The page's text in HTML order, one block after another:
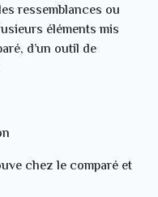
ressemblances ou
éléments mis
d’un outil de
chez le comparé et